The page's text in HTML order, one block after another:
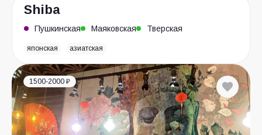
Shiba
Пушкинская Маяковская Тверская
японская азиатская
1500-2000 ₽